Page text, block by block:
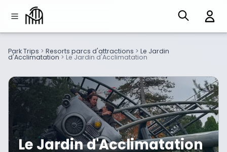
Park Trips > Resorts parcs d'attractions > Le Jardin
d'Acclimatation > Le Jardin d'Acclimatation
Le Jardin d'Acclimatation